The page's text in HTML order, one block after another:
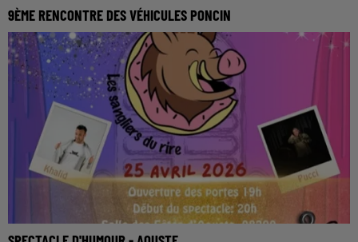
9ÈME RENCONTRE DES VÉHICULES PONCIN